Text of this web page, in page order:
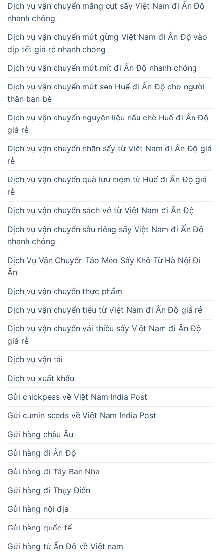
Dịch vụ vận chuyển măng cụt sấy Việt Nam đi Ấn Độ
nhanh chóng
Dịch vụ vận chuyển mứt gừng Việt Nam đi Ấn Độ vào
dịp tết giá rẻ nhanh chóng
Dịch vụ vận chuyển mứt mít đi Ấn Độ nhanh chóng
Dịch vụ vận chuyển mứt sen Huế đi Ấn Độ cho người
thân bạn bè
Dịch vụ vận chuyển nguyên liệu nấu chè Huế đi Ấn Độ
giá rẻ
Dịch vụ vận chuyển nhãn sấy từ Việt Nam đi Ấn Độ giá
rẻ
Dịch vụ vận chuyển quà lưu niệm từ Huế đi Ấn Độ giá
rẻ
Dịch vụ vận chuyển sách vở từ Việt Nam đi Ấn Độ
Dịch vụ vận chuyển sầu riêng sấy Việt Nam đi Ấn Độ
nhanh chóng
Dịch Vụ Vận Chuyển Táo Mèo Sấy Khô Từ Hà Nội Đi
Ấn
Dịch vụ vận chuyển thực phẩm
Dịch vụ vận chuyển tiêu từ Việt Nam đi Ấn Độ giá rẻ
Dịch vụ vận chuyển vải thiều sấy Việt Nam đi Ấn Độ
giá rẻ
Dịch vụ vận tải
Dịch vụ xuất khẩu
Gửi chickpeas về Việt Nam India Post
Gửi cumin seeds về Việt Nam India Post
Gửi hàng châu Âu
Gửi hàng đi Ấn Độ
Gửi hàng đi Tây Ban Nha
Gửi hàng đi Thụy Điển
Gửi hàng nội địa
Gửi hàng quốc tế
Gửi hàng từ Ấn Độ về Việt nam